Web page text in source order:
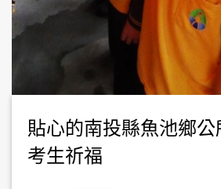
貼心的南投縣魚池鄉
考生祈福